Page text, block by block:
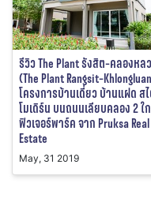
รีวิว The Plant รังสิต-คลองหล
(The Plant Rangsit-
โครงการบ้านเดี่ยว บ้านแฝด ส
โมเดิร์น บนถนนเลียบคลอง 2 ใ
ฟิวเจอร์พาร์ค จาก Pruksa Real
Estate
May, 31 2019